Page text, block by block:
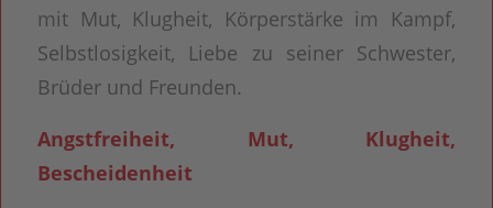
mit Mut, Klugheit, Körperstärke im Kampf,
Selbstlosigkeit, Liebe zu seiner Schwester,
Brüder und Freunden.
Angstfreiheit, Mut, Klugheit,
Bescheidenheit